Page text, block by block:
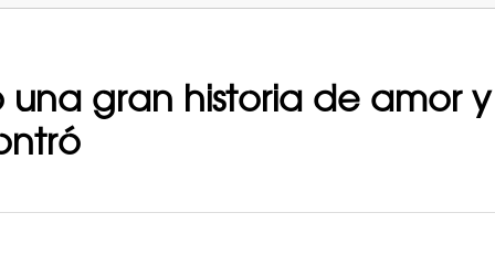
gran historia de amor